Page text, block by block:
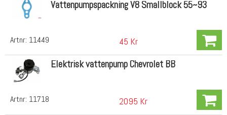
Artnr: 11449
Vattenpumpspackning V8 Smallblock 55~93
45 Kr
Artnr: 11718
Elektrisk vattenpump Chevrolet BB
2095 Kr